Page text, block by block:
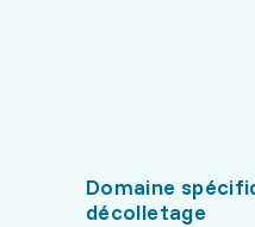
Domaine
décolletage